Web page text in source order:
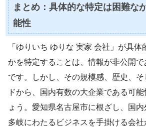
まとめ：具体的な特定は困難な
能性
「ゆりいち ゆりな 実家 会社」が具
かを特定することは、情報が非公開
です。しかし、その規模感、歴史、
ドから、国内有数の大企業である可
ょう。愛知県名古屋市に根ざし、国内
多岐にわたるビジネスを手掛ける会社